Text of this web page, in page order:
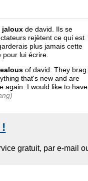
jaloux de david. Ils se
rejètent ce qui est
plus jamais cette
lui écrire.
of david. They brag
that's new and are
again. I would like to have